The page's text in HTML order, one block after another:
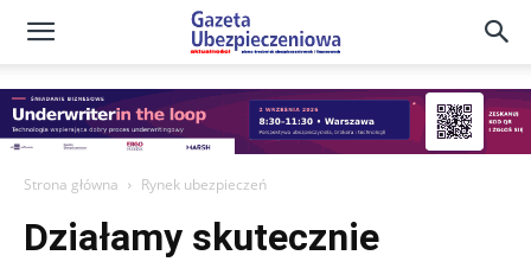
Gazeta
Ubezpieczeniowa
Strona główna Rynek ubezpieczeń
Działamy skutecznie